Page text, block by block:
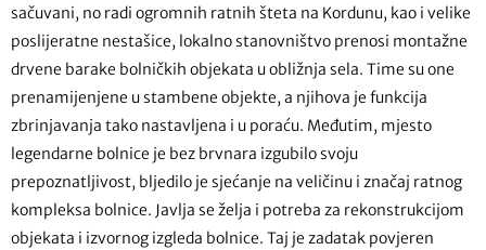
sačuvani, no radi ogromnih ratnih šteta na Kordunu, kao i velike
poslijeratne nestašice, lokalno stanovništvo prenosi montažne
drvene barake bolničkih objekata u obližnja sela. Time su one
prenamijenjene u stambene objekte, a njihova je funkcija
zbrinjavanja tako nastavljena i u poraću. Međutim, mjesto
legendarne bolnice je bez brvnara izgubilo svoju
prepoznatljivost, bljedilo je sjećanje na veličinu i značaj ratnog
kompleksa bolnice. Javlja se želja i potreba za rekonstrukcijom
objekata i izvornog izgleda bolnice. Taj je zadatak povjeren